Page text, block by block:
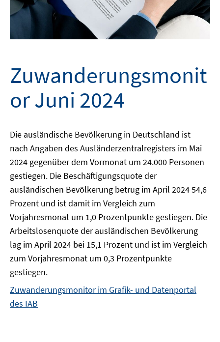
Zuwanderungsmonit
or Juni 2024
Die ausländische Bevölkerung in Deutschland ist
nach Angaben des Ausländerzentralregisters im Mai
2024 gegenüber dem Vormonat um 24.000 Personen
gestiegen. Die Beschäftigungsquote der
ausländischen Bevölkerung betrug im April 2024 54,6
Prozent und ist damit im Vergleich zum
Vorjahresmonat um 1,0 Prozentpunkte gestiegen. Die
Arbeitslosenquote der ausländischen Bevölkerung
lag im April 2024 bei 15,1 Prozent und ist im Vergleich
zum Vorjahresmonat um 0,3 Prozentpunkte
gestiegen.
Zuwanderungsmonitor im Grafik- und Datenportal
des IAB